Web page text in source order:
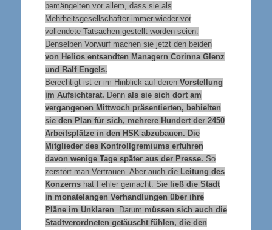
bemängelten vor allem, dass sie als
Mehrheitsgesellschafter immer wieder vor
vollendete Tatsachen gestellt worden seien.
Denselben Vorwurf machen sie jetzt den beiden
von Helios entsandten Managern Corinna Glenz
und Ralf Engels.
Berechtigt ist er im Hinblick auf deren Vorstellung
im Aufsichtsrat. Denn als sie sich dort am
vergangenen Mittwoch präsentierten, behielten
sie den Plan für sich, mehrere Hundert der 2450
Arbeitsplätze in den HSK abzubauen. Die
Mitglieder des Kontrollgremiums erfuhren
davon wenige Tage später aus der Presse. So
zerstört man Vertrauen. Aber auch die Leitung des
Konzerns hat Fehler gemacht. Sie ließ die Stadt
in monatelangen Verhandlungen über ihre
Pläne im Unklaren . Darum müssen sich auch die
Stadtverordneten getäuscht fühlen, die den